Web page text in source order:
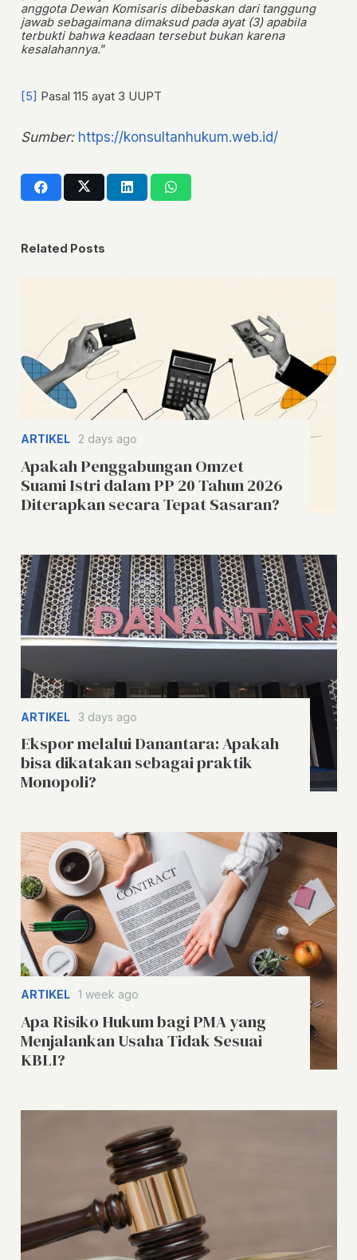
anggota Dewan Komisaris dibebaskan dari tanggung
jawab sebagaimana dimaksud pada ayat (3) apabila
terbukti bahwa keadaan tersebut bukan karena
kesalahannya.”
[5] Pasal 115 ayat 3 UUPT
Sumber: https://konsultanhukum.web.id/
Related Posts
ARTIKEL 2 days ago
Apakah Penggabungan Omzet
Suami Istri dalam PP 20 Tahun 2026
Diterapkan secara Tepat Sasaran?
ARTIKEL 3 days ago
Ekspor melalui Danantara: Apakah
bisa dikatakan sebagai praktik
Monopoli?
ARTIKEL 1 week ago
Apa Risiko Hukum bagi PMA yang
Menjalankan Usaha Tidak Sesuai
KBLI?